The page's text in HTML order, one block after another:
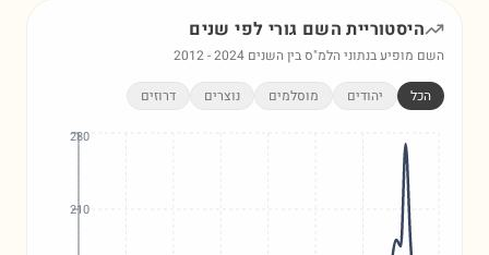
היסטוריית השם גורי לפי שנים
השם מופיע בנתוני הלמ"ס בין השנים 2012-2024
הכל יהודים מוסלמים נוצרים דרוזים
210
280